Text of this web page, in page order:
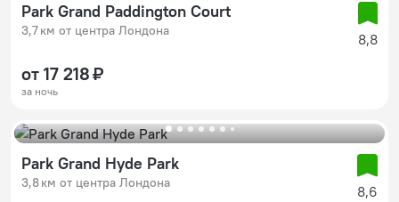
Park Grand Paddington Court
3,7 км от центра Лондона 8,8
от 17 218 ₽
за ночь
Park Grand Hyde Park
3,8 км от центра Лондона
8,6